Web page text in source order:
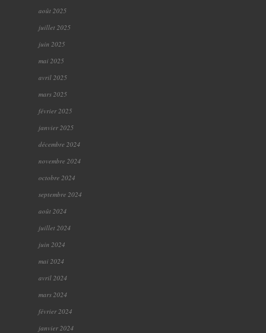
août 2025
juillet 2025
juin 2025
mai 2025
avril 2025
mars 2025
février 2025
janvier 2025
décembre 2024
novembre 2024
octobre 2024
septembre 2024
août 2024
juillet 2024
juin 2024
mai 2024
avril 2024
mars 2024
février 2024
janvier 2024